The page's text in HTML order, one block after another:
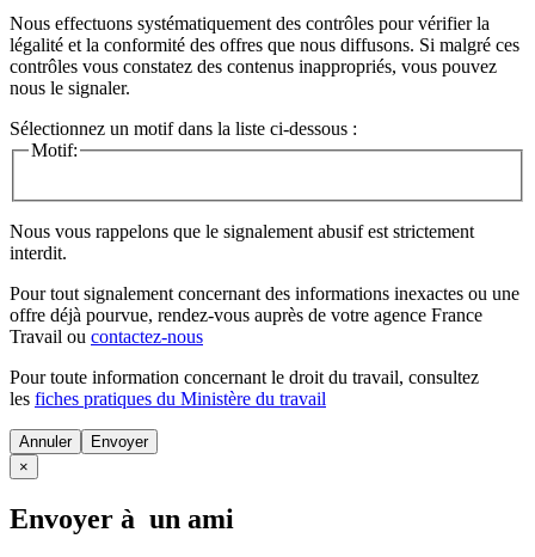
Nous effectuons systématiquement des contrôles pour vérifier la
légalité et la conformité des offres que nous diffusons. Si malgré ces
contrôles vous constatez des contenus inappropriés, vous pouvez
nous le signaler.
Sélectionnez un motif dans la liste ci-dessous :
Motif:
Nous vous rappelons que le signalement abusif est strictement
interdit.
Pour tout signalement concernant des informations inexactes ou une
offre déjà pourvue, rendez-vous auprès de votre agence France
Travail ou contactez-nous
Pour toute information concernant le droit du travail, consultez
les fiches pratiques du Ministère du travail
Annuler
×
Envoyer à un ami